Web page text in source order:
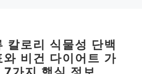
칼로리 식물성 단백
와 비건 다이어트 가